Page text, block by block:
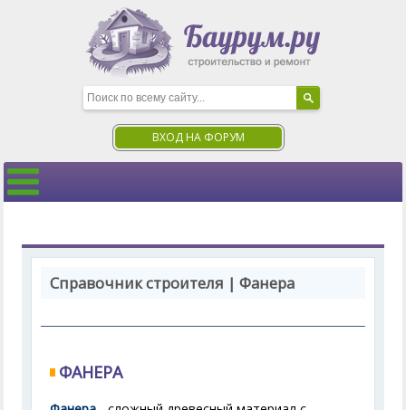
ВХОД НА ФОРУМ
Справочник строителя | Фанера
ФАНЕРА